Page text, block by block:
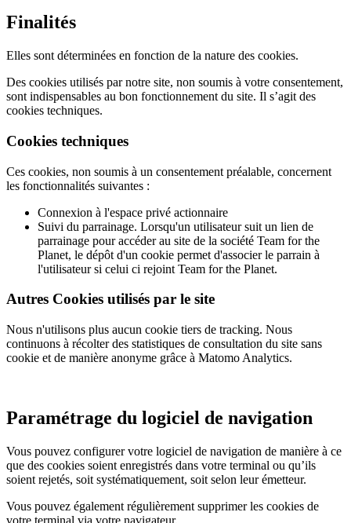
Finalités
Elles sont déterminées en fonction de la nature des cookies.
Des cookies utilisés par notre site, non soumis à votre consentement,
sont indispensables au bon fonctionnement du site. Il s’agit des
cookies techniques.
Cookies techniques
Ces cookies, non soumis à un consentement préalable, concernent
les fonctionnalités suivantes :
Connexion à l'espace privé actionnaire
Suivi du parrainage. Lorsqu'un utilisateur suit un lien de
parrainage pour accéder au site de la société Team for the
Planet, le dépôt d'un cookie permet d'associer le parrain à
l'utilisateur si celui ci rejoint Team for the Planet.
Autres Cookies utilisés par le site
Nous n'utilisons plus aucun cookie tiers de tracking. Nous
continuons à récolter des statistiques de consultation du site sans
cookie et de manière anonyme grâce à Matomo Analytics.
Paramétrage du logiciel de navigation
Vous pouvez configurer votre logiciel de navigation de manière à ce
que des cookies soient enregistrés dans votre terminal ou qu’ils
soient rejetés, soit systématiquement, soit selon leur émetteur.
Vous pouvez également régulièrement supprimer les cookies de
votre terminal via votre navigateur.